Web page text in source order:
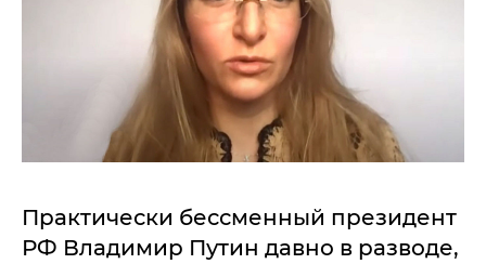
Практически бессменный президент
РФ Владимир Путин давно в разводе,